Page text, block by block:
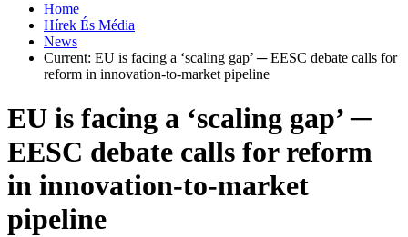
Home
Hírek És Média
News
Current: EU is facing a ‘scaling gap’ ─ EESC debate calls for
reform in innovation-to-market pipeline
EU is facing a ‘scaling gap’ ─
EESC debate calls for reform
in innovation-to-market
pipeline